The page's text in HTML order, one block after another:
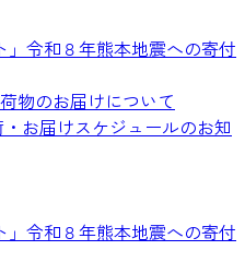
」令和８年熊本地震への寄付
物のお届けについて
お届けスケジュールのお知
」令和８年熊本地震への寄付